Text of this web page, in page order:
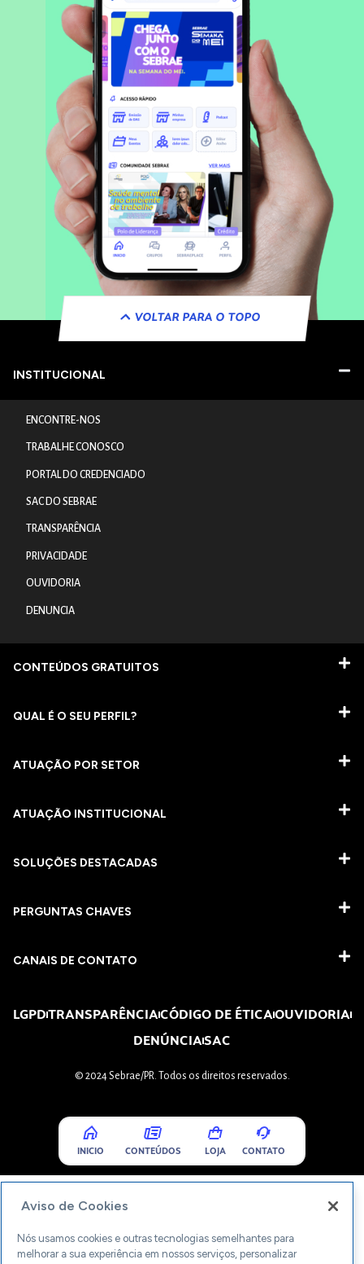
VOLTAR PARA O TOPO
INSTITUCIONAL
ENCONTRE-NOS
TRABALHE CONOSCO
PORTAL DO CREDENCIADO
SAC DO SEBRAE
TRANSPARÊNCIA
PRIVACIDADE
OUVIDORIA
DENUNCIA
CONTEÚDOS GRATUITOS
QUAL É O SEU PERFIL?
ATUAÇÃO POR SETOR
ATUAÇÃO INSTITUCIONAL
SOLUÇÕES DESTACADAS
PERGUNTAS CHAVES​
CANAIS DE CONTATO
LGPDTRANSPARÊNCIACÓDIGO DE ÉTICAOUVIDORIA
DENÚNCIASAC
© 2024 Sebrae/PR. Todos os direitos reservados.
INICIO CONTEÚDOS LOJA CONTATO
Aviso de Cookies
Nós usamos cookies e outras tecnologias semelhantes para
melhorar a sua experiência em nossos serviços, personalizar